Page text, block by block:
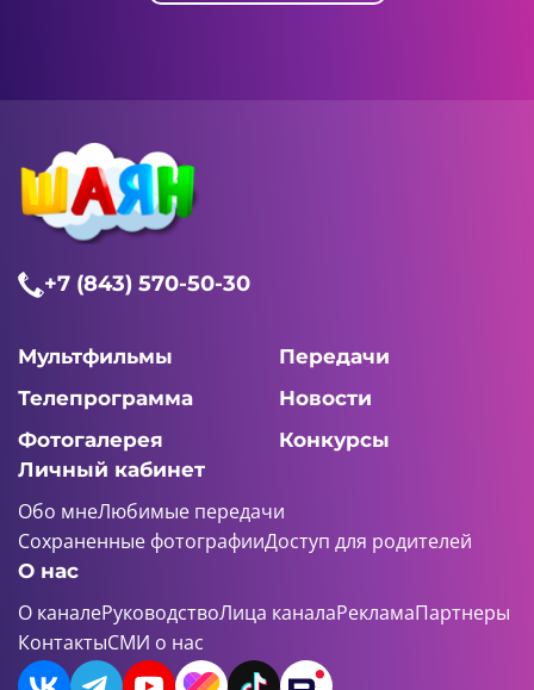
Пчёлки-шпионки. Миссия выполнима
Пчёлки-шпионки. Миссия выполнима
+7 (843) 570-50-30
Мультфильмы
Передачи
Телепрограмма
Новости
Фотогалерея
Конкурсы
Личный кабинет
Обо мнеЛюбимые передачи
Сохраненные фотографииДоступ для родителей
О нас
О каналеРуководствоЛица каналаРекламаПартнеры
КонтактыСМИ о нас